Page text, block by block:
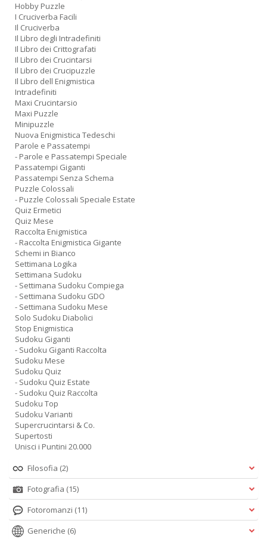
Hobby Puzzle
I Cruciverba Facili
Il Cruciverba
Il Libro degli Intradefiniti
Il Libro dei Crittografati
Il Libro dei Crucintarsi
Il Libro dei Crucipuzzle
Il Libro dell Enigmistica
Intradefiniti
Maxi Crucintarsio
Maxi Puzzle
Minipuzzle
Nuova Enigmistica Tedeschi
Parole e Passatempi
- Parole e Passatempi Speciale
Passatempi Giganti
Passatempi Senza Schema
Puzzle Colossali
- Puzzle Colossali Speciale Estate
Quiz Ermetici
Quiz Mese
Raccolta Enigmistica
- Raccolta Enigmistica Gigante
Schemi in Bianco
Settimana Logika
Settimana Sudoku
- Settimana Sudoku Compiega
- Settimana Sudoku GDO
- Settimana Sudoku Mese
Solo Sudoku Diabolici
Stop Enigmistica
Sudoku Giganti
- Sudoku Giganti Raccolta
Sudoku Mese
Sudoku Quiz
- Sudoku Quiz Estate
- Sudoku Quiz Raccolta
Sudoku Top
Sudoku Varianti
Supercrucintarsi & Co.
Supertosti
Unisci i Puntini 20.000
Filosofia (2)
Fotografia (15)
Fotoromanzi (11)
Generiche (6)